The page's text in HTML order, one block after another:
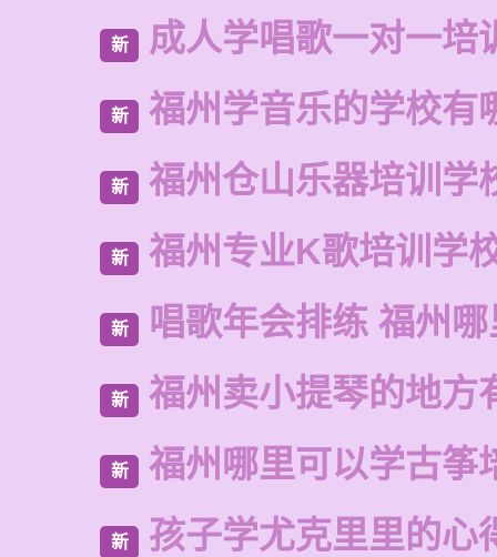
新 成人学唱歌一对一培
新 福州学音乐的学校有
新 福州仓山乐器培训学
新 福州专业K歌培训学
新 唱歌年会排练 福州
新 福州卖小提琴的地方
新 福州哪里可以学古筝
新 孩子学尤克里里的心